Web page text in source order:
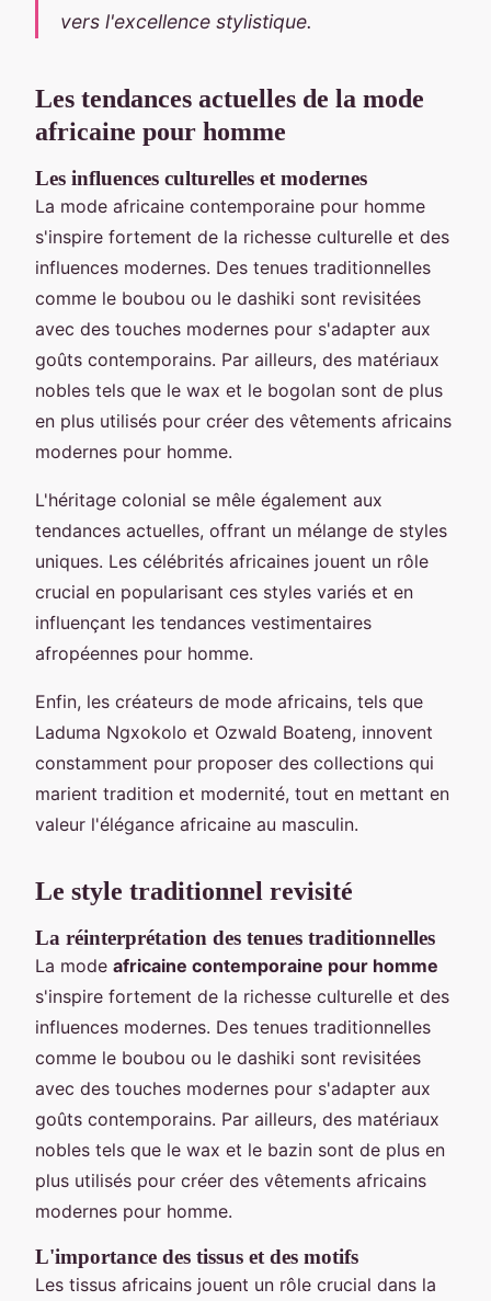
vers l'excellence stylistique.
Les tendances actuelles de la mode
africaine pour homme
Les influences culturelles et modernes
La mode africaine contemporaine pour homme
s'inspire fortement de la richesse culturelle et des
influences modernes. Des tenues traditionnelles
comme le boubou ou le dashiki sont revisitées
avec des touches modernes pour s'adapter aux
goûts contemporains. Par ailleurs, des matériaux
nobles tels que le wax et le bogolan sont de plus
en plus utilisés pour créer des vêtements africains
modernes pour homme.
L'héritage colonial se mêle également aux
tendances actuelles, offrant un mélange de styles
uniques. Les célébrités africaines jouent un rôle
crucial en popularisant ces styles variés et en
influençant les tendances vestimentaires
afropéennes pour homme.
Enfin, les créateurs de mode africains, tels que
Laduma Ngxokolo et Ozwald Boateng, innovent
constamment pour proposer des collections qui
marient tradition et modernité, tout en mettant en
valeur l'élégance africaine au masculin.
Le style traditionnel revisité
La réinterprétation des tenues traditionnelles
La mode africaine contemporaine pour homme
s'inspire fortement de la richesse culturelle et des
influences modernes. Des tenues traditionnelles
comme le boubou ou le dashiki sont revisitées
avec des touches modernes pour s'adapter aux
goûts contemporains. Par ailleurs, des matériaux
nobles tels que le wax et le bazin sont de plus en
plus utilisés pour créer des vêtements africains
modernes pour homme.
L'importance des tissus et des motifs
Les tissus africains jouent un rôle crucial dans la